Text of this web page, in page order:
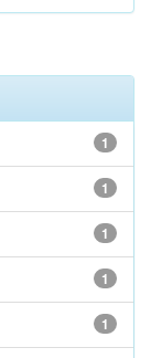
1
1
1
1
1